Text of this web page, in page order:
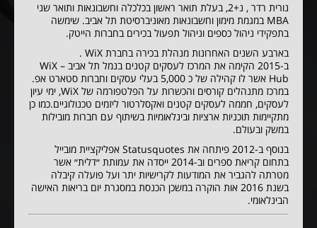
נורית רדר , נ+2, בעלת תואר ראשון בכלכלה וחשבונאות ותואר שני
MBA במגמת מימון וחשבונאות מאוניברסיטת תל אביב. שימשה
בתפקידי ניהול כספים וניהול תפעול בכירים בחברות הייטק.
בארבע השנים האחרונות מנהלת בכירה בחברת WiX .
ב-2015 הקימה את המרכז לעסקים קטנים בנמל תל אביב – WiX
Hub אשר לו קהילה של כ 5,000 בעלי עסקים וחברות סטארט אפ.
במרכז מתנהלים קורסים והכשרות על הפלטפורמה של WiX, ימי עיון
לעסקים, חממה לעסקים קטנים ואקסלרטור ליזמים טכנולוגיים.כמו כן
מתקיימות תוכניות ארציות ובינלאומיות בשיתוף עם חברות מובילות
במשק ובעולם.
בנוסף ב-2012 פיתחה את Statusquotes אפליקציית מובייל
בתחום קריאת ספרים וב-2014 ייסדה את עמותת ״דלית״ אשר
מטרתה להגביר את המודעות לקרישיות יתר ועל פועלה קיבלה
בשנת 2016 אות הוקרה במשכן הכנסת במסגרת יום בריאות האישה
הבינלאומי.